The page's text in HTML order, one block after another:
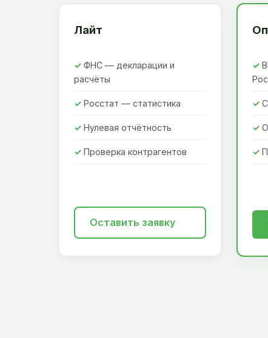
Лайт
ФНС — декларации и
расчёты
Росстат — статистика
Нулевая отчётность
Проверка контрагентов
Оставить заявку